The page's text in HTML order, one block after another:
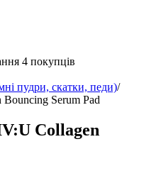
4 покупців
пудри, скатки, педи)/
Serum Pad
Collagen